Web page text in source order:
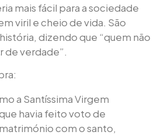
mais fácil para a sociedade
viril e cheio de vida. São
dizendo que “quem não
de verdade”.
a Santíssima Virgem
havia feito voto de
com o santo,